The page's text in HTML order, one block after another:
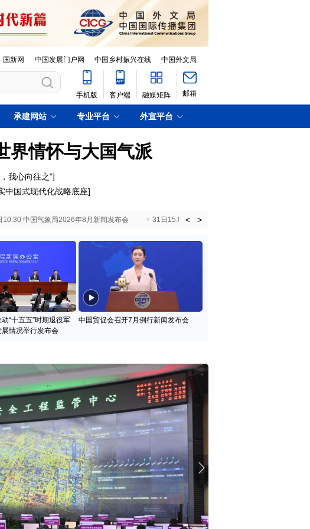
国新网 中国发展门户网 中国乡村振兴在线 中国外文局
手机版 客户端 融媒矩阵 邮箱
承建网站 专业平台 外宣平台
情怀与大国气派
我心向往之”]
中国式现代化战略底座]
10:30 中国气象局2026年8月新闻发布会 31日15:00 国新办就加快推动“十五五”时期退役
< >
“十五五”时期退役军
展情况举行发布会
中国贸促会召开7月例行新闻发布会